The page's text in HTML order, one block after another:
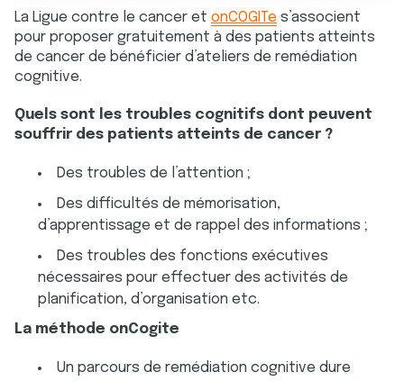
La Ligue contre le cancer et onCOGITe s’associent
pour proposer gratuitement à des patients atteints
de cancer de bénéficier d’ateliers de remédiation
cognitive.
Quels sont les troubles cognitifs dont peuvent
souffrir des patients atteints de cancer ?
Des troubles de l’attention ;
Des difficultés de mémorisation,
d’apprentissage et de rappel des informations ;
Des troubles des fonctions exécutives
nécessaires pour effectuer des activités de
planification, d’organisation etc.
La méthode onCogite
Un parcours de remédiation cognitive dure